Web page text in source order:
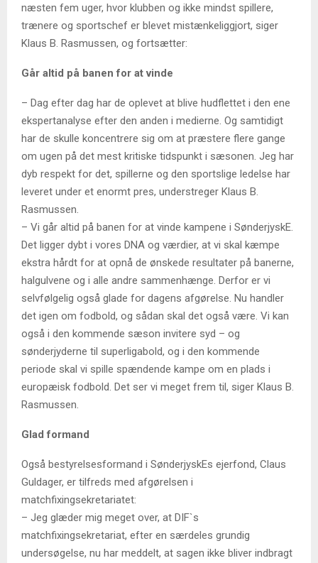
næsten fem uger, hvor klubben og ikke mindst spillere,
trænere og sportschef er blevet mistænkeliggjort, siger
Klaus B. Rasmussen, og fortsætter:
Går altid på banen for at vinde
– Dag efter dag har de oplevet at blive hudflettet i den ene
ekspertanalyse efter den anden i medierne. Og samtidigt
har de skulle koncentrere sig om at præstere flere gange
om ugen på det mest kritiske tidspunkt i sæsonen. Jeg har
dyb respekt for det, spillerne og den sportslige ledelse har
leveret under et enormt pres, understreger Klaus B.
Rasmussen.
– Vi går altid på banen for at vinde kampene i SønderjyskE.
Det ligger dybt i vores DNA og værdier, at vi skal kæmpe
ekstra hårdt for at opnå de ønskede resultater på banerne,
halgulvene og i alle andre sammenhænge. Derfor er vi
selvfølgelig også glade for dagens afgørelse. Nu handler
det igen om fodbold, og sådan skal det også være. Vi kan
også i den kommende sæson invitere syd – og
sønderjyderne til superligabold, og i den kommende
periode skal vi spille spændende kampe om en plads i
europæisk fodbold. Det ser vi meget frem til, siger Klaus B.
Rasmussen.
Glad formand
Også bestyrelsesformand i SønderjyskEs ejerfond, Claus
Guldager, er tilfreds med afgørelsen i
matchfixingsekretariatet:
– Jeg glæder mig meget over, at DIF`s
matchfixingsekretariat, efter en særdeles grundig
undersøgelse, nu har meddelt, at sagen ikke bliver indbragt